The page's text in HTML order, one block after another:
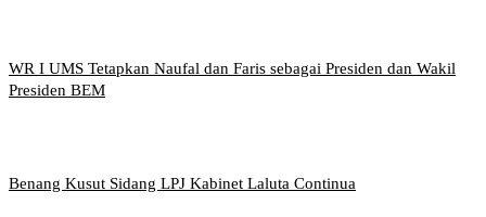
WR I UMS Tetapkan Naufal dan Faris sebagai Presiden dan Wakil
Presiden BEM
Benang Kusut Sidang LPJ Kabinet Laluta Continua